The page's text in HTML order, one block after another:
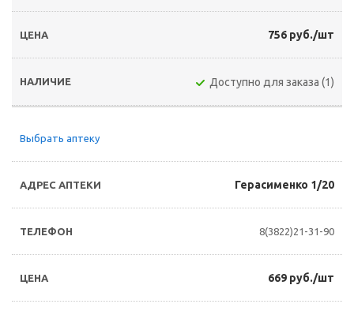
756 руб./шт
Доступно для заказа (1)
Выбрать аптеку
Герасименко 1/20
8(3822)21-31-90
669 руб./шт